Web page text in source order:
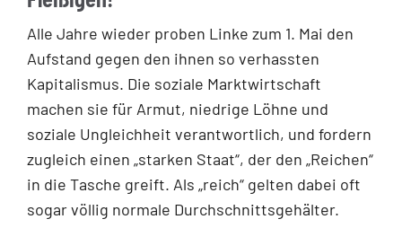
Alle Jahre wieder proben Linke zum 1. Mai den
Aufstand gegen den ihnen so verhassten
Kapitalismus. Die soziale Marktwirtschaft
machen sie für Armut, niedrige Löhne und
soziale Ungleichheit verantwortlich, und fordern
zugleich einen „starken Staat“, der den „Reichen“
in die Tasche greift. Als „reich“ gelten dabei oft
sogar völlig normale Durchschnittsgehälter.